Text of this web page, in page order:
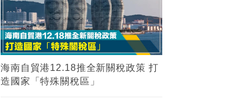
海南自貿港12.18推全新關稅政策 打
造國家「特殊關稅區」